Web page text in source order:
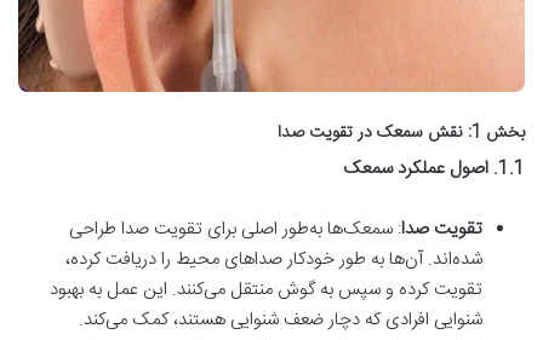
بخش 1: نقش سمعک در تقویت صدا
1.1. اصول عملکرد سمعک
تقویت صدا: سمعک‌ها به‌طور اصلی برای تقویت صدا طراحی
شده‌اند. آن‌ها به طور خودکار صداهای محیط را دریافت کرده،
تقویت کرده و سپس به گوش منتقل می‌کنند. این عمل به بهبود
شنوایی افرادی که دچار ضعف شنوایی هستند، کمک می‌کند.